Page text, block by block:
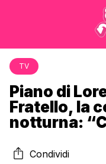
TV
Piano di
Fratello, la
notturna:
Condividi